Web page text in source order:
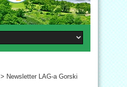
> Newsletter LAG-a Gorski